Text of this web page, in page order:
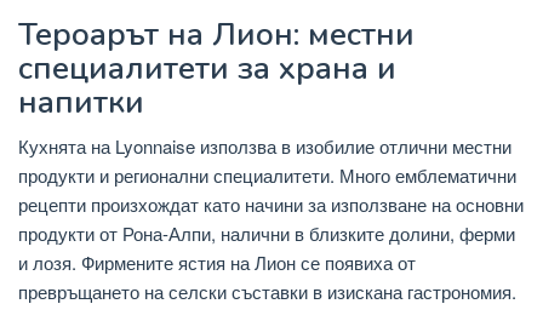
Тероарът на Лион: местни
специалитети за храна и
напитки
Кухнята на Lyonnaise използва в изобилие отлични местни
продукти и регионални специалитети. Много емблематични
рецепти произхождат като начини за използване на основни
продукти от Рона-Алпи, налични в близките долини, ферми
и лозя. Фирмените ястия на Лион се появиха от
превръщането на селски съставки в изискана гастрономия.